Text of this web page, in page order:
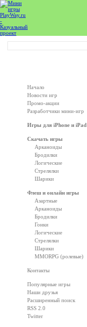
Начало
Новости игр
Промо-акции
Разработчики мини-игр
Игры для iPhone и iPad
Скачать игры
Арканоиды
Бродилки
Логические
Стрелялки
Шарики
Флеш и онлайн игры
Азартные
Арканоиды
Бродилки
Гонки
Логические
Стрелялки
Шарики
MMORPG (ролевые)
Контакты
Популярные игры
Наши друзья
Расширенный поиск
RSS 2.0
Twitter